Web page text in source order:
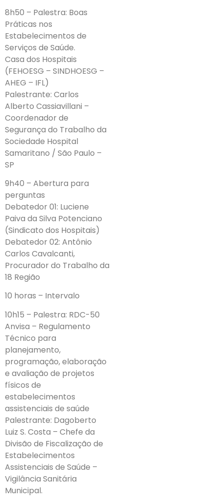
8h50 – Palestra: Boas
Práticas nos
Estabelecimentos de
Serviços de Saúde.
Casa dos Hospitais
(FEHOESG – SINDHOESG –
AHEG – IFL)
Palestrante: Carlos
Alberto Cassiavillani –
Coordenador de
Segurança do Trabalho da
Sociedade Hospital
Samaritano / São Paulo –
SP
9h40 – Abertura para
perguntas
Debatedor 01: Luciene
Paiva da Silva Potenciano
(Sindicato dos Hospitais)
Debatedor 02: Antônio
Carlos Cavalcanti,
Procurador do Trabalho da
18 Região
10 horas – Intervalo
10h15 – Palestra: RDC-50
Anvisa – Regulamento
Técnico para
planejamento,
programação, elaboração
e avaliação de projetos
físicos de
estabelecimentos
assistenciais de saúde
Palestrante: Dagoberto
Luiz S. Costa – Chefe da
Divisão de Fiscalização de
Estabelecimentos
Assistenciais de Saúde –
Vigilância Sanitária
Municipal.